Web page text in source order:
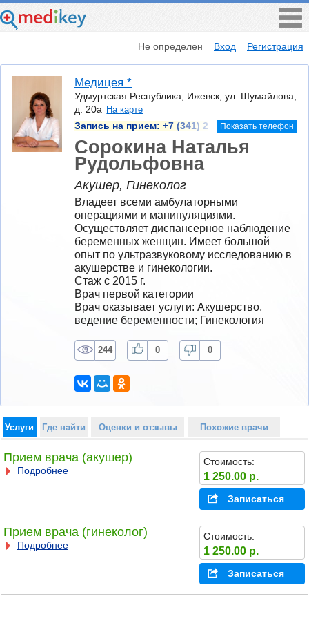
Не определен Вход Регистрация
Медицея *
Удмуртская Республика, Ижевск, ул. Шумайлова,
д. 20а На карте
Запись на прием: +7 (341) 2 Показать телефон
Сорокина Наталья
Рудольфовна
Акушер, Гинеколог
Владеет всеми амбулаторными
операциями и манипуляциями.
Осуществляет диспансерное наблюдение
беременных женщин. Имеет большой
опыт по ультразвуковому исследованию в
акушерстве и гинекологии.
Стаж с 2015 г.
Врач первой категории
Врач оказывает услуги: Акушерство,
ведение беременности; Гинекология
244 0 0
Услуги Где найти Оценки и отзывы Похожие врачи
Прием врача (акушер)
Подробнее
Стоимость:
1 250.00 р.
Записаться
Прием врача (гинеколог)
Подробнее
Стоимость:
1 250.00 р.
Записаться